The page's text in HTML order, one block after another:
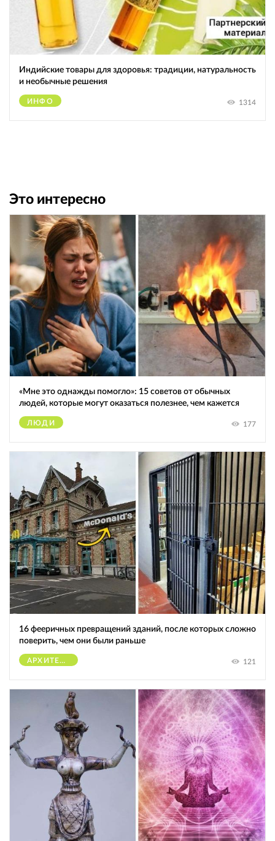
Индийские товары для здоровья: традиции, натуральность
и необычные решения
ИНФО 1314
Это интересно
«Мне это однажды помогло»: 15 советов от обычных
людей, которые могут оказаться полезнее, чем кажется
ЛЮДИ 177
16 фееричных превращений зданий, после которых сложно
поверить, чем они были раньше
АРХИТЕКТУРА 121